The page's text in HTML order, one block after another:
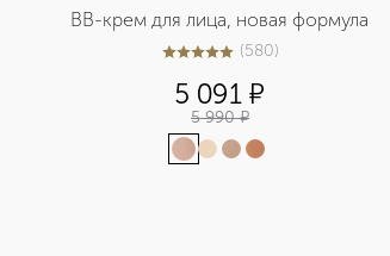
BB-крем для лица, новая формула
5из 5580 (580)
5 091 ¤
5 990 ¤